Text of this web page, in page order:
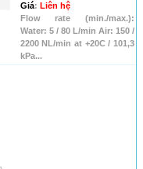
Giá: Liên hệ
Flow rate (min./max.):
Water: 5 / 80 L/min Air: 150 /
2200 NL/min at +20C / 101,3
kPa...